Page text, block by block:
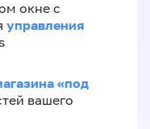
окне с
управления
«под
вашего